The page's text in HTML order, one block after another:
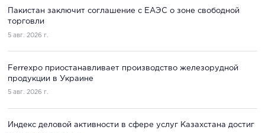
Пакистан заключит соглашение с ЕАЭС о зоне свободной
торговли
5 авг. 2026 г.
Ferrexpo приостанавливает производство железорудной
продукции в Украине
5 авг. 2026 г.
Индекс деловой активности в сфере услуг Казахстана достиг